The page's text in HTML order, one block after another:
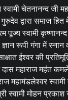
चेतनानन्द जी
द्वारा समाज
पूज्य स्वामी
ज्ञान रूपी गंगा में
ईश्वर की
महाराज महंत
महामंडलेश्वर
स्वामी मोहन प्रकाश